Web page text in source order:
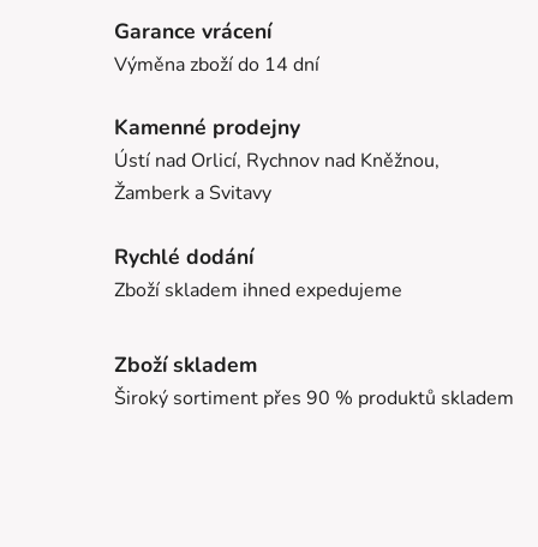
Garance vrácení
Výměna zboží do 14 dní
Kamenné prodejny
Ústí nad Orlicí, Rychnov nad Kněžnou,
Žamberk a Svitavy
Rychlé dodání
Zboží skladem ihned expedujeme
Zboží skladem
Široký sortiment přes 90 % produktů skladem